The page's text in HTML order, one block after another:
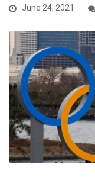
June 24, 2021